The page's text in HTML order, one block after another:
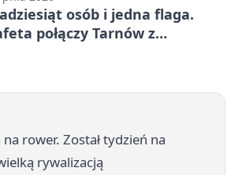
osób i jedna flaga.
połączy Tarnów z
rower. Został tydzień na
rywalizacją